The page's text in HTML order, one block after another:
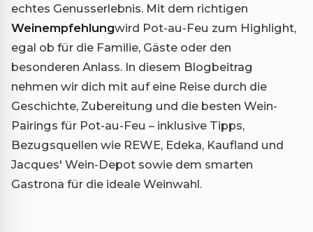
echtes Genusserlebnis. Mit dem richtigen
Weinempfehlungwird Pot-au-Feu zum Highlight,
egal ob für die Familie, Gäste oder den
besonderen Anlass. In diesem Blogbeitrag
nehmen wir dich mit auf eine Reise durch die
Geschichte, Zubereitung und die besten Wein-
Pairings für Pot-au-Feu – inklusive Tipps,
Bezugsquellen wie REWE, Edeka, Kaufland und
Jacques' Wein-Depot sowie dem smarten
Gastrona für die ideale Weinwahl.